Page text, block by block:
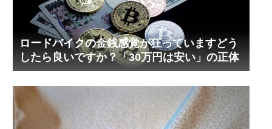
ロードバイクの金銭感覚が狂っていますどう
したら良いですか？「30万円は安い」の正体